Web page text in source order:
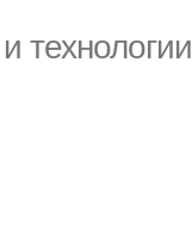
технологии